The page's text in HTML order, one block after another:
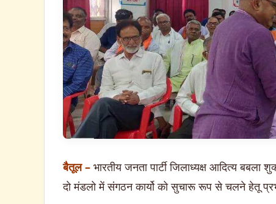
बैतूल – भारतीय जनता पार्टी जिलाध्यक्ष आदित्य
दो मंडलो में संगठन कार्यो को सुचारू रूप से चलने हेतू